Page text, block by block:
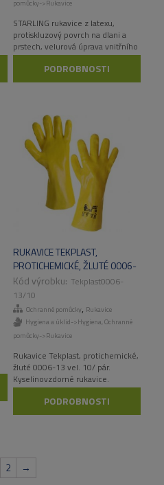
pomůcky->Rukavice
STARLING rukavice z latexu,
protiskluzový povrch na dlani a
prstech, velurová úprava vnitřního
povrchu, vhodné pro domácnost
PODROBNOSTI
RUKAVICE TEKPLAST,
PROTICHEMICKÉ, ŽLUTÉ 0006-
13, VEL. 10, PÁRTekplast0006-
13/10
Ochranné pomůcky, Rukavice
Hygiena a úklid->Hygiena Ochranné
pomůcky->Rukavice
Rukavice Tekplast, protichemické,
žluté 0006-13 vel. 10/ pár.
Kyselinovzdorné rukavice.
Doporučené použití: práce s
kyselinami a louhy. Odvětví:
laboratoře, chem. průmysl.
PODROBNOSTI
2 →